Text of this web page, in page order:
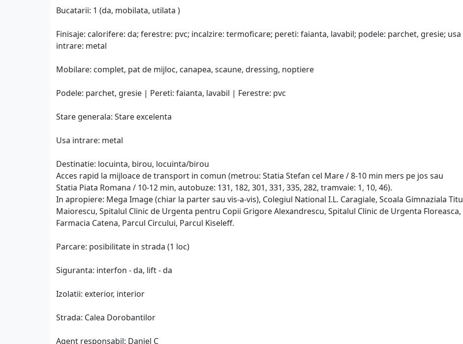
Bucatarii: 1 (da, mobilata, utilata )
Finisaje: calorifere: da; ferestre: pvc; incalzire: termoficare; pereti: faianta, lavabil; podele: parchet, gresie; usa
intrare: metal
Mobilare: complet, pat de mijloc, canapea, scaune, dressing, noptiere
Podele: parchet, gresie | Pereti: faianta, lavabil | Ferestre: pvc
Stare generala: Stare excelenta
Usa intrare: metal
Destinatie: locuinta, birou, locuinta/birou
Acces rapid la mijloace de transport in comun (metrou: Statia Stefan cel Mare / 8-10 min mers pe jos sau
Statia Piata Romana / 10-12 min, autobuze: 131, 182, 301, 331, 335, 282, tramvaie: 1, 10, 46).
In apropiere: Mega Image (chiar la parter sau vis-a-vis), Colegiul National I.L. Caragiale, Scoala Gimnaziala Titu
Maiorescu, Spitalul Clinic de Urgenta pentru Copii Grigore Alexandrescu, Spitalul Clinic de Urgenta Floreasca,
Farmacia Catena, Parcul Circului, Parcul Kiseleff.
Parcare: posibilitate in strada (1 loc)
Siguranta: interfon - da, lift - da
Izolatii: exterior, interior
Strada: Calea Dorobantilor
Agent responsabil: Daniel C